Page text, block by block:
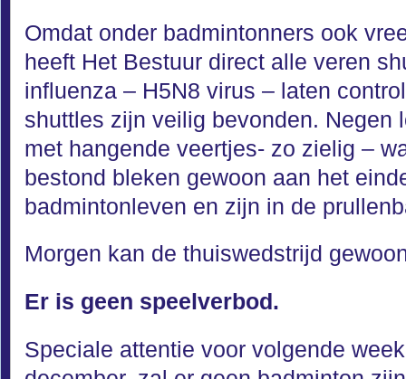
Omdat onder badmintonners ook
heeft Het Bestuur direct alle veren
influenza – H5N8 virus – laten
shuttles zijn veilig bevonden. Negen
met hangende veertjes- zo zielig –
bestond bleken gewoon aan het
badmintonleven en zijn in de
Morgen kan de thuiswedstrijd
Er is geen speelverbod.
Speciale attentie voor volgende